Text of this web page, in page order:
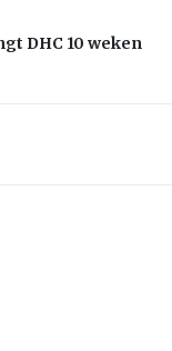
DHC 10 weken